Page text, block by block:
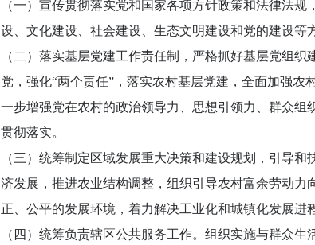
（一）宣传贯彻落实党和国家各项方针政策和法律法
设、文化建设、社会建设、生态文明建设和党的建设等
（二）落实基层党建工作责任制，严格抓好基层党组
党，强化“两个责任”，落实农村基层党建，全面加强
一步增强党在农村的政治领导力、思想引领力、群众
贯彻落实。
（三）统筹制定区域发展重大决策和建设规划，引导
济发展，推进农业结构调整，组织引导农村富余劳动
正、公平的发展环境，着力解决工业化和城镇化发展进
（四）统筹负责辖区公共服务工作。组织实施与群众